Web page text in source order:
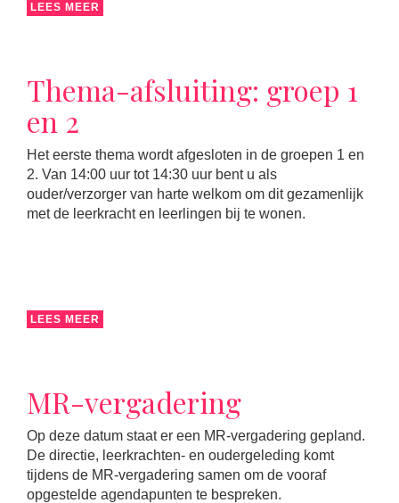
LEES MEER
Thema-afsluiting: groep 1
en 2
Het eerste thema wordt afgesloten in de groepen 1 en
2. Van 14:00 uur tot 14:30 uur bent u als
ouder/verzorger van harte welkom om dit gezamenlijk
met de leerkracht en leerlingen bij te wonen.
LEES MEER
MR-vergadering
Op deze datum staat er een MR-vergadering gepland.
De directie, leerkrachten- en oudergeleding komt
tijdens de MR-vergadering samen om de vooraf
opgestelde agendapunten te bespreken.